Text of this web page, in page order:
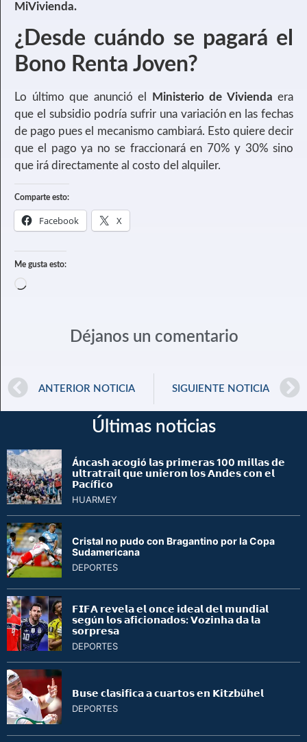
MiVivienda.
¿Desde cuándo se pagará el
Bono Renta Joven?
Lo último que anunció el Ministerio de Vivienda era
que el subsidio podría sufrir una variación en las fechas
de pago pues el mecanismo cambiará. Esto quiere decir
que el pago ya no se fraccionará en 70% y 30% sino
que irá directamente al costo del alquiler.
Comparte esto:
Facebook X
Me gusta esto:
Déjanos un comentario
ANTERIOR NOTICIA SIGUIENTE NOTICIA
Últimas noticias
Á𝗻𝗰𝗮𝘀𝗵 𝗮𝗰𝗼𝗴𝗶ó 𝗹𝗮𝘀 𝗽𝗿𝗶𝗺𝗲𝗿𝗮𝘀 100 𝗺𝗶𝗹𝗹𝗮𝘀 𝗱𝗲
𝘂𝗹𝘁𝗿𝗮𝘁𝗿𝗮𝗶𝗹 𝗾𝘂𝗲 𝘂𝗻𝗶𝗲𝗿𝗼𝗻 𝗹𝗼𝘀 𝗔𝗻𝗱𝗲𝘀 𝗰𝗼𝗻 𝗲𝗹
𝗣𝗮𝗰í𝗳𝗶𝗰𝗼
HUARMEY
Cristal no pudo con Bragantino por la Copa
Sudamericana
DEPORTES
𝗙𝗜𝗙𝗔 𝗿𝗲𝘃𝗲𝗹𝗮 𝗲𝗹 𝗼𝗻𝗰𝗲 𝗶𝗱𝗲𝗮𝗹 𝗱𝗲𝗹 𝗺𝘂𝗻𝗱𝗶𝗮𝗹
𝘀𝗲𝗴ú𝗻 𝗹𝗼𝘀 𝗮𝗳𝗶𝗰𝗶𝗼𝗻𝗮𝗱𝗼𝘀: 𝗩𝗼𝘇𝗶𝗻𝗵𝗮 𝗱𝗮 𝗹𝗮
𝘀𝗼𝗿𝗽𝗿𝗲𝘀𝗮
DEPORTES
𝗕𝘂𝘀𝗲 𝗰𝗹𝗮𝘀𝗶𝗳𝗶𝗰𝗮 𝗮 𝗰𝘂𝗮𝗿𝘁𝗼𝘀 𝗲𝗻 𝗞𝗶𝘁𝘇𝗯ü𝗵𝗲𝗹
DEPORTES